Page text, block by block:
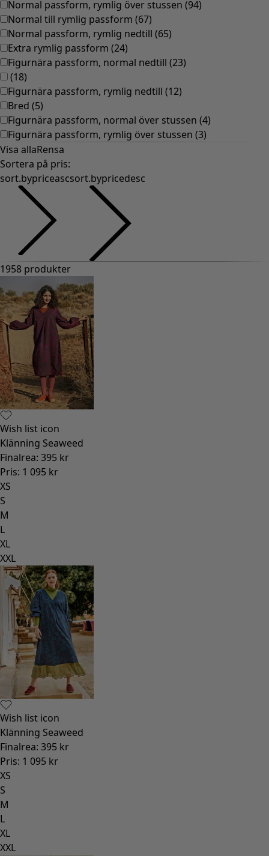
Normal passform, rymlig över stussen (94)
Normal till rymlig passform (67)
Normal passform, rymlig nedtill (65)
Extra rymlig passform (24)
Figurnära passform, normal nedtill (23)
(18)
Figurnära passform, rymlig nedtill (12)
Bred (5)
Figurnära passform, normal över stussen (4)
Figurnära passform, rymlig över stussen (3)
Visa allaRensa
Sortera på pris:
sort.bypriceascsort.bypricedesc
1958 produkter
Wish list icon
Klänning Seaweed
Finalrea: 395 kr
Pris: 1 095 kr
XS
S
M
L
XL
XXL
Wish list icon
Klänning Seaweed
Finalrea: 395 kr
Pris: 1 095 kr
XS
S
M
L
XL
XXL